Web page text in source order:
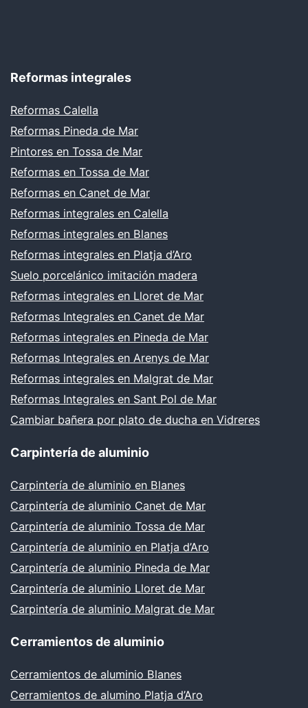
Reformas integrales
Reformas Calella
Reformas Pineda de Mar
Pintores en Tossa de Mar
Reformas en Tossa de Mar
Reformas en Canet de Mar
Reformas integrales en Calella
Reformas integrales en Blanes
Reformas integrales en Platja d’Aro
Suelo porcelánico imitación madera
Reformas integrales en Lloret de Mar
Reformas Integrales en Canet de Mar
Reformas integrales en Pineda de Mar
Reformas Integrales en Arenys de Mar
Reformas integrales en Malgrat de Mar
Reformas Integrales en Sant Pol de Mar
Cambiar bañera por plato de ducha en Vidreres
Carpintería de aluminio
Carpintería de aluminio en Blanes
Carpintería de aluminio Canet de Mar
Carpintería de aluminio Tossa de Mar
Carpintería de aluminio en Platja d’Aro
Carpintería de aluminio Pineda de Mar
Carpintería de aluminio Lloret de Mar
Carpintería de aluminio Malgrat de Mar
Cerramientos de aluminio
Cerramientos de aluminio Blanes
Cerramientos de alumino Platja d’Aro